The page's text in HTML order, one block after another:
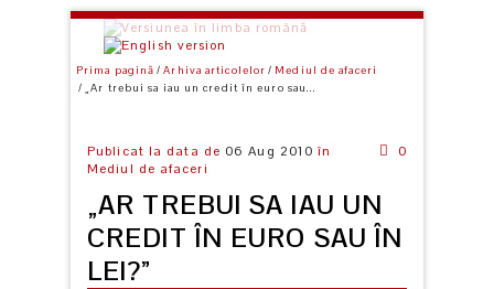
Prima pagină Arhiva articolelor
Mediul de afaceri
„Ar trebui sa iau un credit în euro sau...
Publicat la data de 06 Aug 2010 în
Mediul de afaceri
0
„AR TREBUI SA IAU UN
CREDIT ÎN EURO SAU ÎN
LEI?”